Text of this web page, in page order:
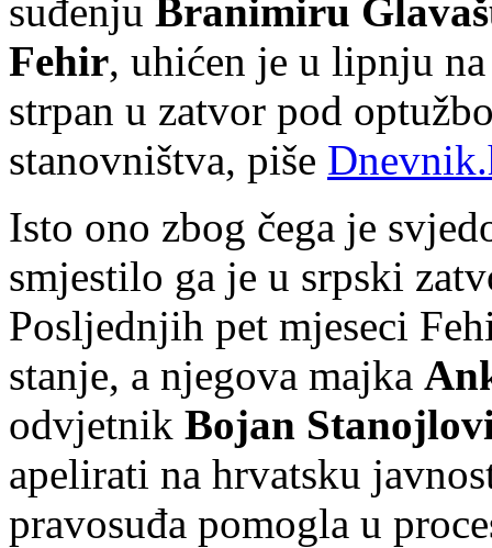
suđenju Branimiru
Fehir, uhićen je u lipnju
strpan u zatvor pod
stanovništva, piše
Isto ono zbog čega je
smjestilo ga je u srpski
Posljednjih pet mjeseci
stanje, a njegova majka
odvjetnik Bojan
apelirati na hrvatsku
pravosuđa pomogla u